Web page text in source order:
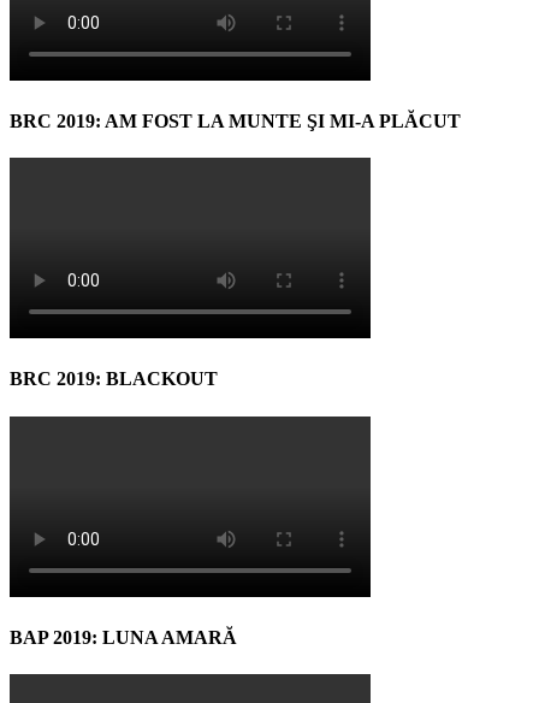
BRC 2019: AM FOST LA MUNTE ŞI MI-A PLĂCUT
BRC 2019: BLACKOUT
BAP 2019: LUNA AMARĂ